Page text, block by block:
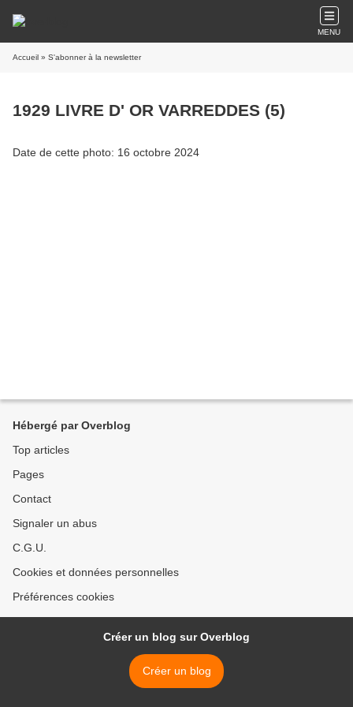
MENU
Accueil » S'abonner à la newsletter
1929 LIVRE D' OR VARREDDES (5)
Date de cette photo: 16 octobre 2024
Hébergé par Overblog
Top articles
Pages
Contact
Signaler un abus
C.G.U.
Cookies et données personnelles
Préférences cookies
Créer un blog sur Overblog
Créer un blog